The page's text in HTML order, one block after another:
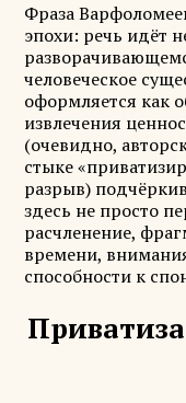
Фраза
эпохи: речь идёт
человеческое
оформляется как
извлечения
(очевидно,
стыке
разрыв)
здесь не просто
расчленение,
времени,
способности к